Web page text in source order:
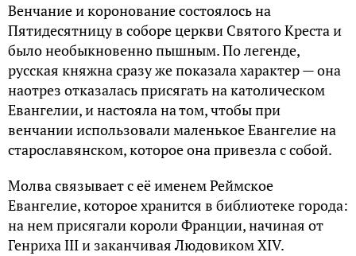
Венчание и коронование состоялось на
Пятидесятницу в соборе церкви Святого Креста и
было необыкновенно пышным. По легенде,
русская княжна сразу же показала характер — она
наотрез отказалась присягать на католическом
Евангелии, и настояла на том, чтобы при
венчании использовали маленькое Евангелие на
старославянском, которое она привезла с собой.
Молва связывает с её именем Реймское
Евангелие, которое хранится в библиотеке города:
на нем присягали короли Франции, начиная от
Генриха III и заканчивая Людовиком XIV.